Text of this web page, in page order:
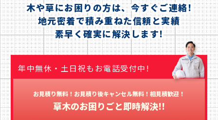
木や草にお困りの方は、今すぐご連絡!
地元密着で積み重ねた信頼と実績
素早く確実に解決します!
年中無休・土日祝もお電話受付中!
お見積り無料！お見積り後キャンセル無料！相見積歓迎！
草木のお困りごと即時解決!!